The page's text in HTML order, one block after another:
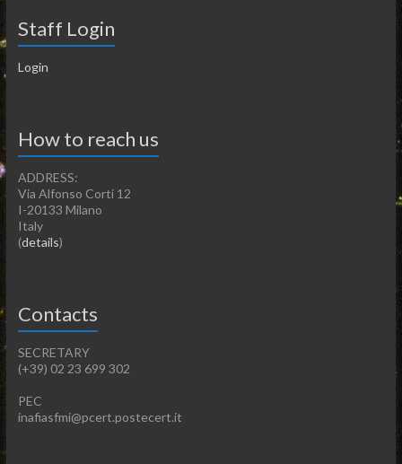
Staff Login
Login
How to reach us
ADDRESS:
Via Alfonso Corti 12
I-20133 Milano
Italy
(details)
Contacts
SECRETARY
(+39) 02 23 699 302
PEC
inafiasfmi@pcert.postecert.it